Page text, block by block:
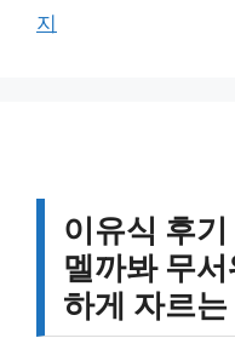
지
이유식 후
멜까봐 무
하게 자르는